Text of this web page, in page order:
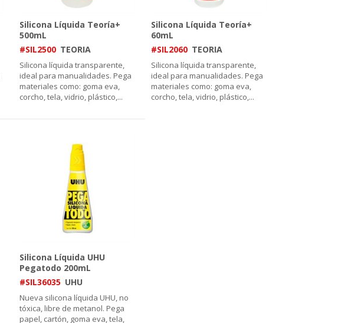
Silicona Líquida Teoría+
500mL
#SIL2500 TEORIA
Silicona líquida transparente,
ideal para manualidades. Pega
materiales como: goma eva,
corcho, tela, vidrio, plástico,...
Silicona Líquida Teoría+
60mL
#SIL2060 TEORIA
Silicona líquida transparente,
ideal para manualidades. Pega
materiales como: goma eva,
corcho, tela, vidrio, plástico,...
Silicona Líquida UHU
Pegatodo 200mL
#SIL36035 UHU
Nueva silicona líquida UHU, no
tóxica, libre de metanol. Pega
papel, cartón, goma eva, tela,